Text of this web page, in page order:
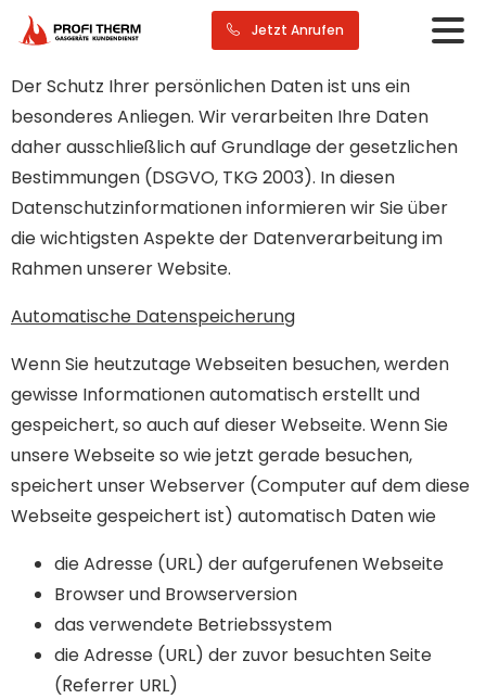
Jetzt Anrufen
Der Schutz Ihrer persönlichen Daten ist uns ein
besonderes Anliegen. Wir verarbeiten Ihre Daten
daher ausschließlich auf Grundlage der gesetzlichen
Bestimmungen (DSGVO, TKG 2003). In diesen
Datenschutzinformationen informieren wir Sie über
die wichtigsten Aspekte der Datenverarbeitung im
Rahmen unserer Website.
Automatische Datenspeicherung
Wenn Sie heutzutage Webseiten besuchen, werden
gewisse Informationen automatisch erstellt und
gespeichert, so auch auf dieser Webseite. Wenn Sie
unsere Webseite so wie jetzt gerade besuchen,
speichert unser Webserver (Computer auf dem diese
Webseite gespeichert ist) automatisch Daten wie
die Adresse (URL) der aufgerufenen Webseite
Browser und Browserversion
das verwendete Betriebssystem
die Adresse (URL) der zuvor besuchten Seite
(Referrer URL)